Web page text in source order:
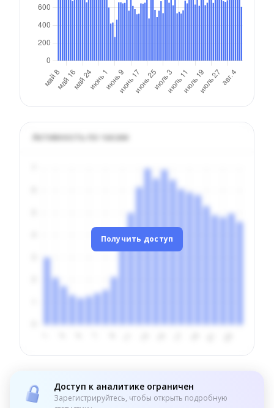
Активность по часам
Получить доступ
Доступ к аналитике ограничен
Зарегистрируйтесь, чтобы открыть подробную